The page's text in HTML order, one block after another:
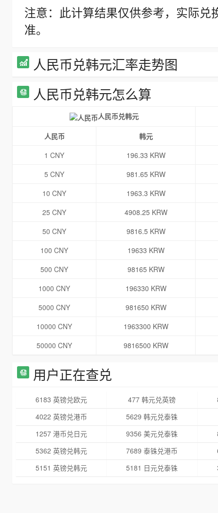
注意：此计算结果仅供参考，实际
准。
人民币兑韩元汇率走势图
人民币兑韩元怎么算
人民币兑韩元
人民币
韩元
1 CNY
196.33 KRW
5 CNY
981.65 KRW
10 CNY
1963.3 KRW
25 CNY
4908.25 KRW
50 CNY
9816.5 KRW
100 CNY
19633 KRW
500 CNY
98165 KRW
1000 CNY
196330 KRW
5000 CNY
981650 KRW
10000 CNY
1963300 KRW
50000 CNY
9816500 KRW
用户正在查兑
6183 英镑兑欧元 477 韩元兑英镑
4022 英镑兑港币
5629 韩元兑泰铢
1257 港币兑日元
9356 美元兑泰铢
5362 英镑兑韩元
7689 泰铢兑港币
5151 英镑兑韩元
5181 日元兑泰铢